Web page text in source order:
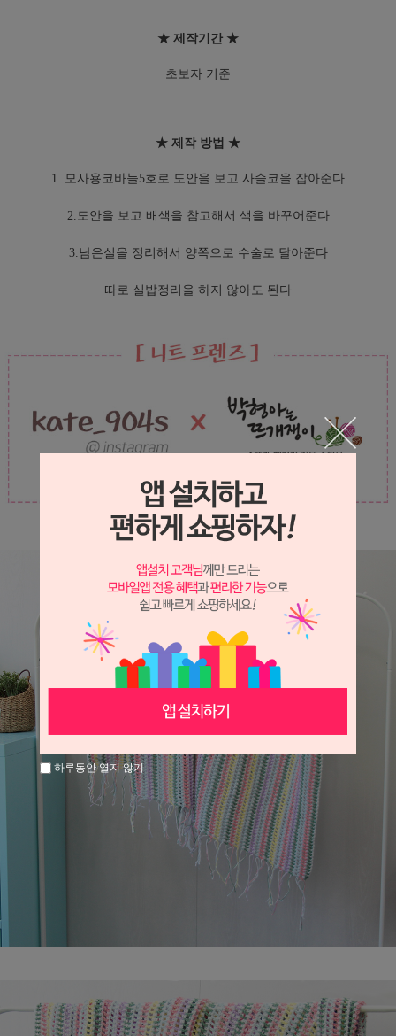
★ 제작기간 ★
초보자 기준
★ 제작 방법 ★
1. 모사용코바늘5호로 도안을 보고 사슬코을 잡아준다
2.도안을 보고 배색을 참고해서 색을 바꾸어준다
3.남은실을 정리해서 양쪽으로 수술로 달아준다
따로 실밥정리을 하지 않아도 된다
하루동안 열지 않기